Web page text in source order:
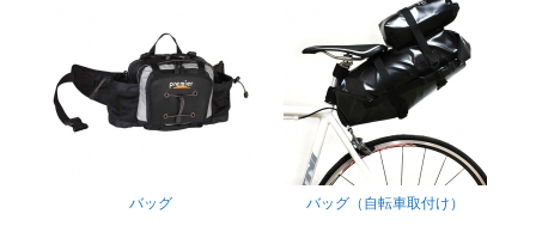
バッグ バッグ（自転車取付け）